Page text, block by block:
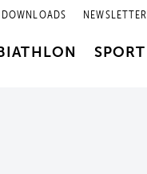
DOWNLOADS NEWSLETTER
SPORT